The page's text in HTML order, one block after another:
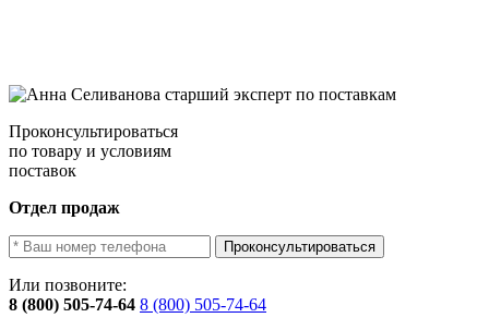
Проконсультироваться
по товару и условиям
поставок
Отдел продаж
Проконсультироваться
Или позвоните:
8 (800) 505-74-64 8 (800) 505-74-64